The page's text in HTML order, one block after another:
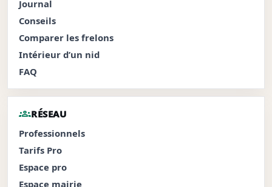
Journal
Conseils
Comparer les frelons
Intérieur d’un nid
FAQ
groupsRÉSEAU
Professionnels
Tarifs Pro
Espace pro
Espace mairie